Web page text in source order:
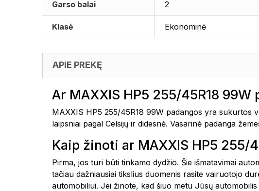
Garso balai 2
Klasė Ekonominė
APIE PREKĘ
Ar MAXXIS HP5 255/45R18
MAXXIS HP5 255/45R18 99W padangos yra sukurtos
laipsniai pagal Celsijų ir didesnė. Vasarinė padanga
Kaip žinoti ar MAXXIS HP5 255/
Pirma, jos turi būti tinkamo dydžio. Šie išmatavimai
tačiau dažniausiai tikslius duomenis rasite vairuotojo
automobiliui. Jei žinote, kad šiuo metu Jūsų